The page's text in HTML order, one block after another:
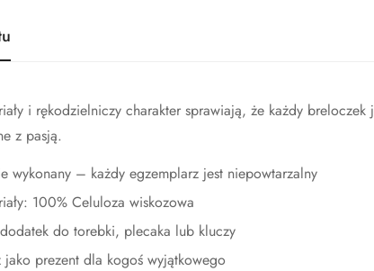
i rękodzielniczy charakter sprawiają, że każdy
z pasją.
wykonany – każdy egzemplarz jest niepowtarzalny
100% Celuloza wiskozowa
do torebki, plecaka lub kluczy
jako prezent dla kogoś wyjątkowego